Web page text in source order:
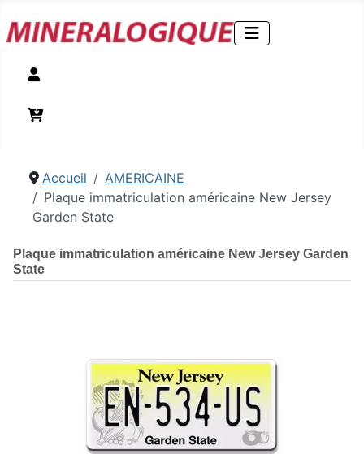
Accueil
AMERICAINE
Plaque immatriculation américaine New Jersey
Garden State
Plaque immatriculation américaine New Jersey Garden
State